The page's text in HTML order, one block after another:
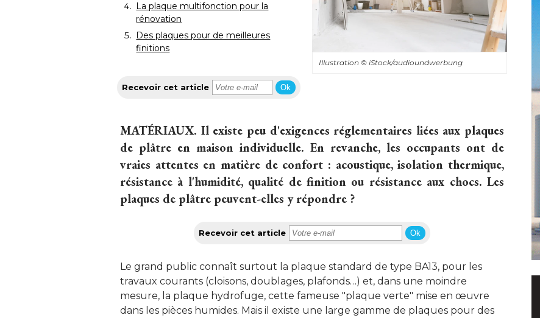
Illustration © iStock/audioundwerbung
La plaque multifonction pour la
rénovation
Des plaques pour de meilleures
finitions
Recevoir cet article Ok
MATÉRIAUX. Il existe peu d'exigences réglementaires liées aux plaques
de plâtre en maison individuelle. En revanche, les occupants ont de
vraies attentes en matière de confort : acoustique, isolation thermique,
résistance à l'humidité, qualité de finition ou résistance aux chocs. Les
plaques de plâtre peuvent-elles y répondre ?
Recevoir cet article Ok
Le grand public connaît surtout la plaque standard de type BA13, pour les
travaux courants (cloisons, doublages, plafonds…) et, dans une moindre
mesure, la plaque hydrofuge, cette fameuse "plaque verte" mise en œuvre
dans les pièces humides. Mais il existe une large gamme de plaques pour des